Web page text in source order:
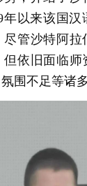
年以来该国
尽管沙特阿
但依旧面临
围不足等诸多